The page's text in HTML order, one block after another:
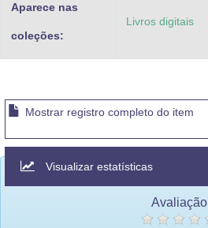
Aparece nas
coleções:
Livros digitais
Mostrar registro completo do item
Visualizar estatísticas
Avaliação